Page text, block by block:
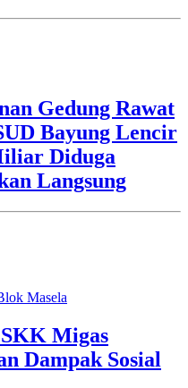
Gedung Rawat
Bayung Lencir
Diduga
Langsung
Masela
Migas
Dampak Sosial